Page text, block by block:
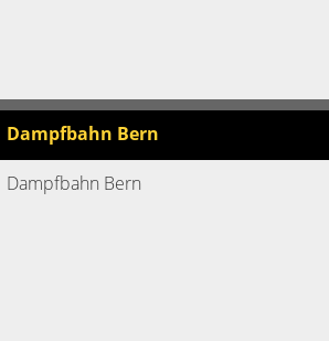
Dampfbahn Bern
Dampfbahn Bern